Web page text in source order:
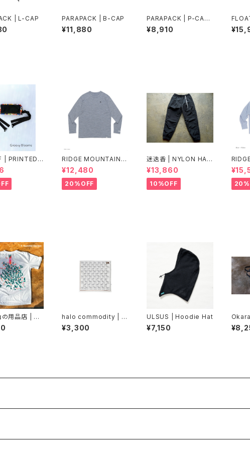
| L-CAP PARAPACK | B-CAP
¥11,880
PARAPACK | P-CAP
LITE
¥8,910
| PRINTED
FEATHER
FANNY PAC
RIDGE MOUNTAIN G
EAR | Merino Basic
Long Sleeve Tee
"Micro Border"
¥12,480
20%OFF
迷迭香 | NYLON HAR
VEST TRAINER Ver.2
025 Lot.3
¥13,860
10%OFF
EAR
eeve
用品店 | Ra
Illustrated T
halo commodity | B
andanna
¥3,300
ULSUS | Hoodie Hat
¥7,150